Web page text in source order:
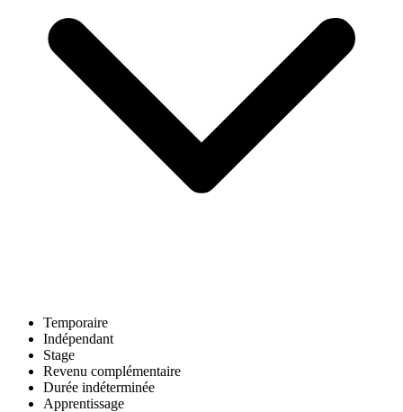
Temporaire
Indépendant
Stage
Revenu complémentaire
Durée indéterminée
Apprentissage